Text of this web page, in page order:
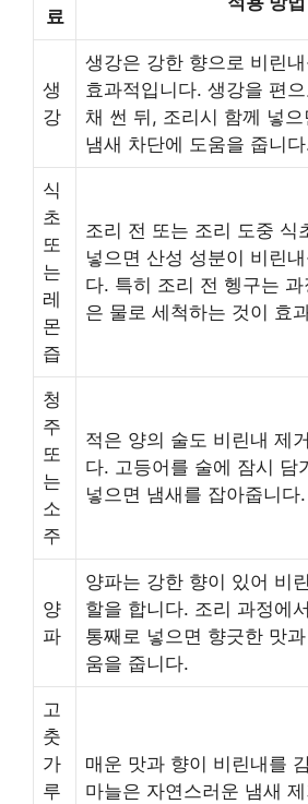
료
생
강
생강은 강한 향으로 비린
효과적입니다. 생강을 편
채 썬 뒤, 조리시 함께 넣
냄새 차단에 도움을 줍니
식
초
또
는
레
몬
즙
조리 전 또는 조리 도중 식
넣으면 산성 성분이 비린
다. 특히 조리 전 헹구는
은 물로 세척하는 것이 효
청
주
또
는
소
주
적은 양의 술도 비린내 제
다. 고등어를 술에 잠시 담
넣으면 냄새를 잡아줍니다.
양
파
양파는 강한 향이 있어 비
할을 합니다. 조리 과정에
통째로 넣으면 향긋한 맛
움을 줍니다.
고
춧
가
루
매운 맛과 향이 비린내를
마늘은 자연스러운 냄새